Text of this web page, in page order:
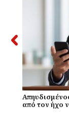
από τον ήχο